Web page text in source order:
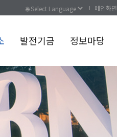
메인화면
발전기금 정보마당